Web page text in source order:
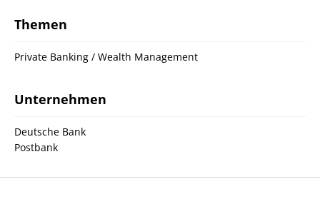
Themen
Private Banking / Wealth Management
Unternehmen
Deutsche Bank
Postbank